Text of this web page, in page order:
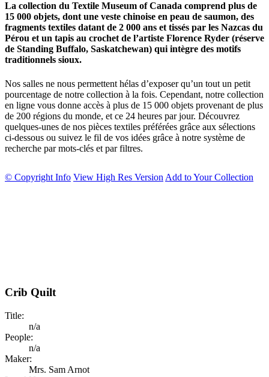
La collection du Textile Museum of Canada comprend plus de
15 000 objets, dont une veste chinoise en peau de saumon, des
fragments textiles datant de 2 000 ans et tissés par les Nazcas du
Pérou et un tapis au crochet de l’artiste Florence Ryder (réserve
de Standing Buffalo, Saskatchewan) qui intègre des motifs
traditionnels sioux.
Nos salles ne nous permettent hélas d’exposer qu’un tout un petit
pourcentage de notre collection à la fois. Cependant, notre collection
en ligne vous donne accès à plus de 15 000 objets provenant de plus
de 200 régions du monde, et ce 24 heures par jour. Découvrez
quelques-unes de nos pièces textiles préférées grâce aux sélections
ci-dessous ou suivez le fil de vos idées grâce à notre système de
recherche par mots-clés et par filtres.
© Copyright Info View High Res Version Add to Your Collection
Crib Quilt
Title:
n/a
People:
n/a
Maker:
Mrs. Sam Arnot